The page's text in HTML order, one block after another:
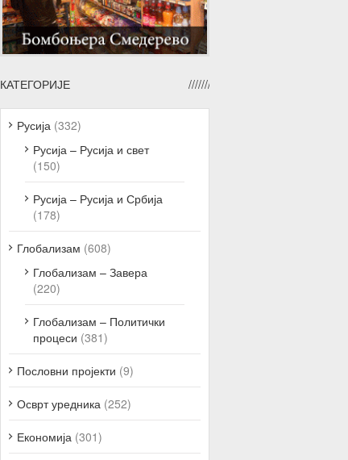
КАТЕГОРИЈЕ
Русија (332)
Русија – Русија и свет
(150)
Русија – Русија и Србија
(178)
Глобализам (608)
Глобализам – Завера
(220)
Глобализам – Политички
процеси (381)
Пословни пројекти (9)
Осврт уредника (252)
Економија (301)